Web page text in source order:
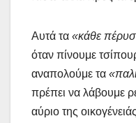
Αυτά τα «κάθε
όταν πίνουμε
αναπολούμε τα
πρέπει να λάβουμε
αύριο της